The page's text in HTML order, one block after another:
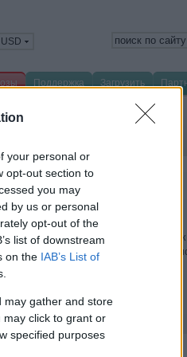
your personal or
opt-out section to
you may
by us or personal
opt-out of the
list of downstream
on the IAB’s List of
may gather and store
may click to grant or
specified purposes
USD
Поддержка Загрузить
атаки
проникают в компьютеры так же,
Вы знаете, как именно это